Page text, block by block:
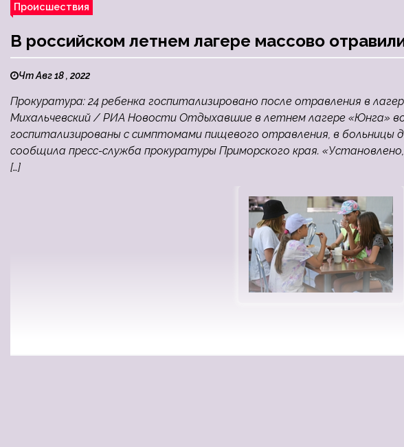
Происшествия
В российском летнем лагере массово
Чт Авг 18 , 2022
Прокуратура: 24 ребенка госпитализировано после отравления в
Михальчевский / РИА Новости Отдыхавшие в летнем лагере «Юнга»
госпитализированы с симптомами пищевого отравления, в больницы
сообщила пресс-служба прокуратуры Приморского края.
[…]